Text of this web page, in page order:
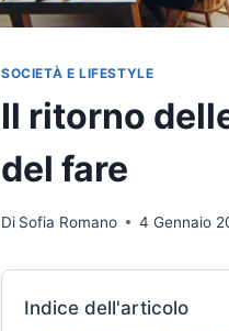
SOCIETÀ E LIFESTYLE
Il ritorno
del fare
Di Sofia Romano 4 Gennaio
Indice dell'articolo